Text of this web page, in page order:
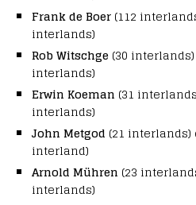
Frank de Boer (112
interlands)
Rob Witschge (30
interlands)
Erwin Koeman (31
interlands)
John Metgod (21 interlands)
interland)
Arnold Mühren (23
interlands)